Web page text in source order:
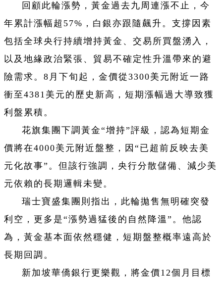
回顧此輪漲勢，黃金過去九周連漲不止，今
年累計漲幅超57%，白銀亦跟隨飆升。支撐因素
包括全球央行持續增持黃金、交易所買盤湧入，
以及地緣政治緊張、貿易不確定性升溫帶來的避
險需求。8月下旬起，金價從3300美元附近一路
衝至4381美元的歷史新高，短期漲幅過大導致獲
利盤累積。
花旗集團下調黃金“增持”評級，認為短期金
價將在4000美元附近盤整，因“已超前反映去美
元化故事”。但該行強調，央行分散儲備、減少美
元依賴的長期邏輯未變。
瑞士寶盛集團則指出，此輪拋售無明確突發
利空，更多是“漲勢過猛後的自然降溫”。他認
為，黃金基本面依然穩健，短期盤整概率遠高於
長期回調。
新加坡華僑銀行更樂觀，將金價12個月目標